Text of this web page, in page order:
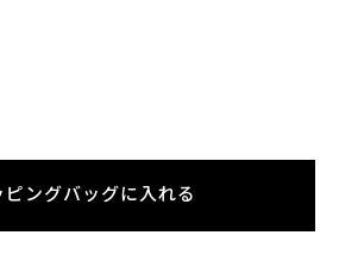
ピングバッグに入れる